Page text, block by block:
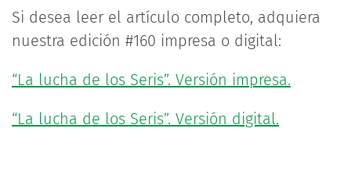
Si desea leer el artículo completo, adquiera
nuestra edición #160 impresa o digital:
“La lucha de los Seris”. Versión impresa.
“La lucha de los Seris”. Versión digital.